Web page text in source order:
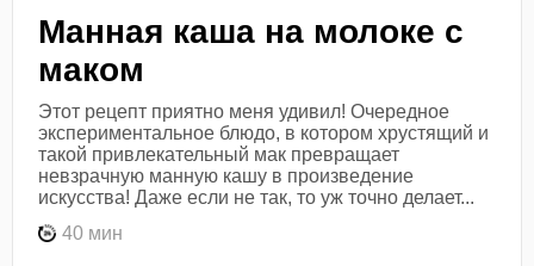
Манная каша на молоке с
маком
Этот рецепт приятно меня удивил! Очередное
экспериментальное блюдо, в котором хрустящий и
такой привлекательный мак превращает
невзрачную манную кашу в произведение
искусства! Даже если не так, то уж точно делает...
40 мин